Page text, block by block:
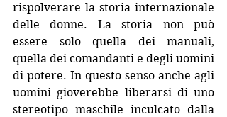
rispolverare la storia internazionale
delle donne. La storia non può
essere solo quella dei manuali,
quella dei comandanti e degli uomini
di potere. In questo senso anche agli
uomini gioverebbe liberarsi di uno
stereotipo maschile inculcato dalla